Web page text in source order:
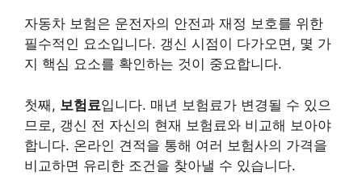
자동차 보험은 운전자의 안전과 재정 보호를 위한
필수적인 요소입니다. 갱신 시점이 다가오면, 몇 가
지 핵심 요소를 확인하는 것이 중요합니다.
첫째, 보험료입니다. 매년 보험료가 변경될 수 있으
므로, 갱신 전 자신의 현재 보험료와 비교해 보아야
합니다. 온라인 견적을 통해 여러 보험사의 가격을
비교하면 유리한 조건을 찾아낼 수 있습니다.